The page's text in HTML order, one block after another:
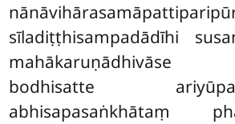
sīladiṭṭhisampadādīhi
bodhisatte
abhisapasaṅkhātaṃ